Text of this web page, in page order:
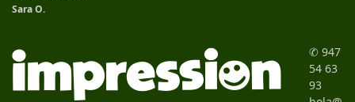
Sara O.
✆ 947
54 63
93